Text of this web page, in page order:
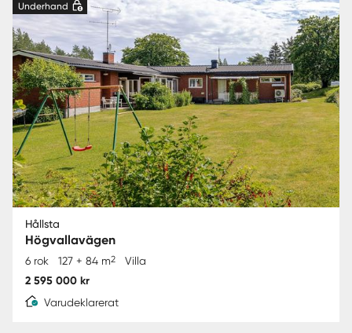
Underhand
Hållsta
Högvallavägen
6 rok 127 + 84 m2 Villa
2 595 000 kr
Varudeklarerat